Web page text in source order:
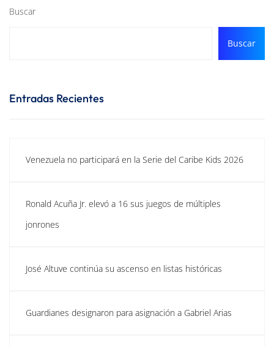
Buscar
Buscar
Entradas Recientes
Venezuela no participará en la Serie del Caribe Kids 2026
Ronald Acuña Jr. elevó a 16 sus juegos de múltiples
jonrones
José Altuve continúa su ascenso en listas históricas
Guardianes designaron para asignación a Gabriel Arias